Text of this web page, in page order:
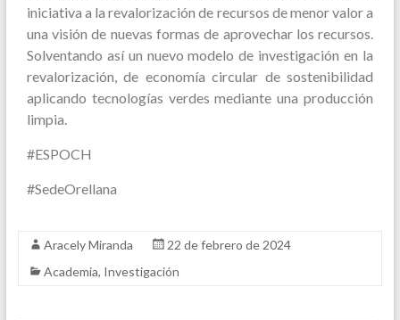
iniciativa a la revalorización de recursos de menor valor a
una visión de nuevas formas de aprovechar los recursos.
Solventando así un nuevo modelo de investigación en la
revalorización, de economía circular de sostenibilidad
aplicando tecnologías verdes mediante una producción
limpia.
#ESPOCH
#SedeOrellana
Aracely Miranda
22 de febrero de 2024
Academia, Investigación